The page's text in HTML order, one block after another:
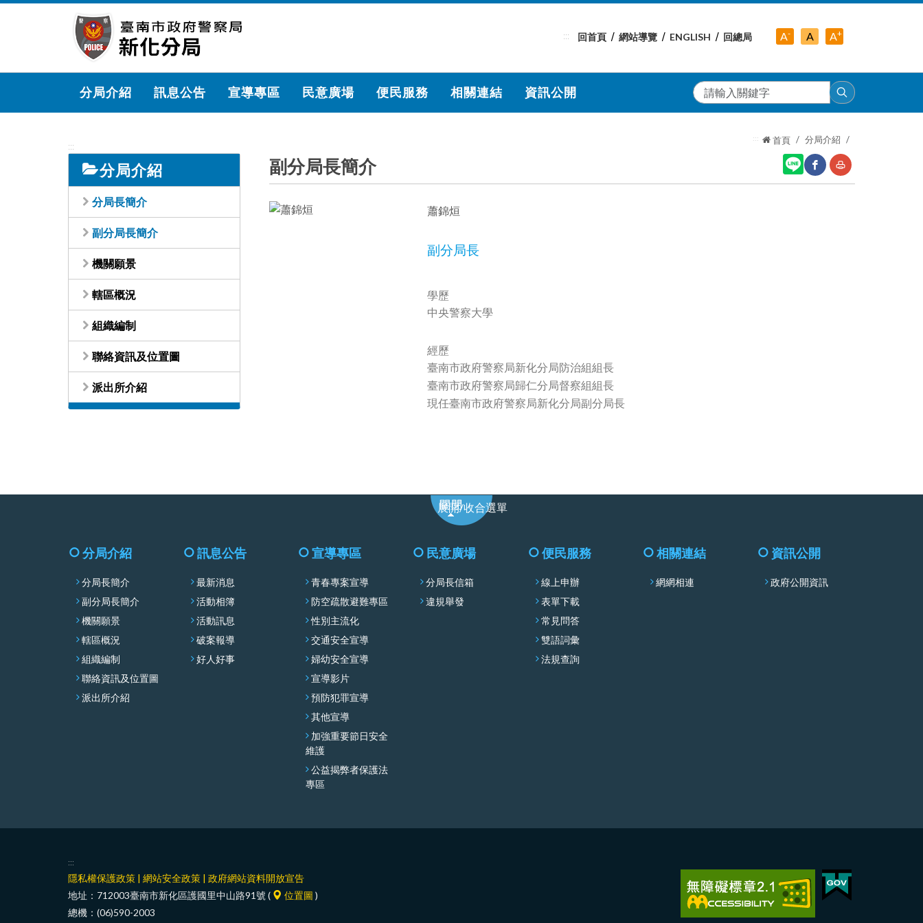
跳
內
::: 回首頁 網站導覽 ENGLISH 回總局 A-
級
A中
A+
級
分局介紹 訊息公告 宣導專區 民意廣場 便民服務 相關連結 資訊公開
搜
尋
:::
分局介紹
分局長簡介
副分局長簡介
機關願景
轄區概況
組織編制
聯絡資訊及位置圖
派出所介紹
::: 首頁 分局介紹
副分局長簡介
蕭錦烜
副分局長
學歷
中央警察大學
經歷
臺南市政府警察局新化分局防治組組長
臺南市政府警察局歸仁分局督察組組長
現任臺南市政府警察局新化分局副分局長
展開/收合選單
分局介紹
分局長簡介
副分局長簡介
機關願景
轄區概況
組織編制
聯絡資訊及位置圖
派出所介紹
訊息公告
最新消息
活動相簿
活動訊息
破案報導
好人好事
宣導專區
青春專案宣導
防空疏散避難專區
性別主流化
交通安全宣導
婦幼安全宣導
宣導影片
預防犯罪宣導
其他宣導
加強重要節日安全
維護
公益揭弊者保護法
專區
民意廣場
分局長信箱
違規舉發
便民服務
線上申辦
表單下載
常見問答
雙語詞彙
法規查詢
相關連結
網網相連
資訊公開
政府公開資訊
:::
隱私權保護政策 | 網站安全政策 | 政府網站資料開放宣告
地址：712003臺南市新化區護國里中山路91號 (
位置圖 )
總機：(06)590-2003